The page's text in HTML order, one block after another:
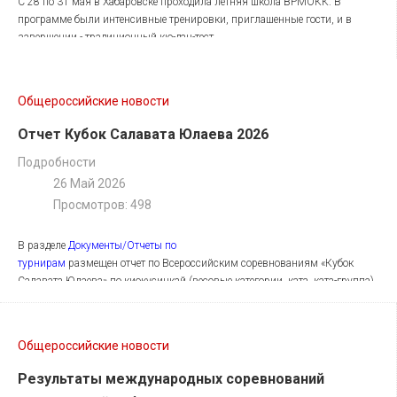
программе были интенсивные тренировки, приглашенные гости, и в
завершении - традиционный кю-дан-тест.
Общероссийские новости
Отчет Кубок Салавата Юлаева 2026
Подробности
26 Май 2026
Просмотров: 498
В разделе Документы/Отчеты по
турнирам размещен отчет по Всероссийским соревнованиям «Кубок
Салавата Юлаева» по киокусинкай (весовые категории, ката, ката-группа)
Скачать отчет
Общероссийские новости
Результаты международных соревнований